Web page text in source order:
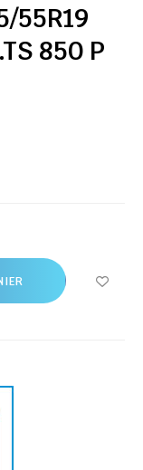
55R19
850 P